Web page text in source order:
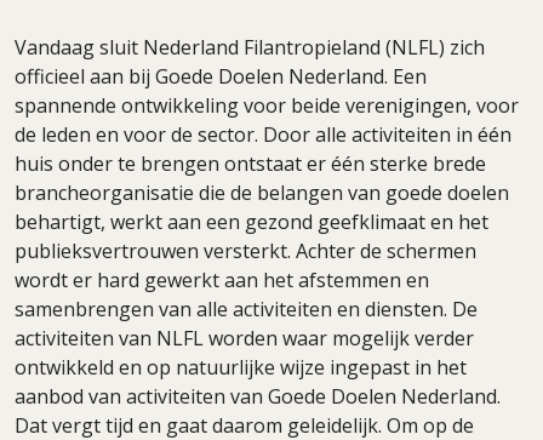
Vandaag sluit Nederland Filantropieland (NLFL) zich
officieel aan bij Goede Doelen Nederland. Een
spannende ontwikkeling voor beide verenigingen, voor
de leden en voor de sector. Door alle activiteiten in één
huis onder te brengen ontstaat er één sterke brede
brancheorganisatie die de belangen van goede doelen
behartigt, werkt aan een gezond geefklimaat en het
publieksvertrouwen versterkt. Achter de schermen
wordt er hard gewerkt aan het afstemmen en
samenbrengen van alle activiteiten en diensten. De
activiteiten van NLFL worden waar mogelijk verder
ontwikkeld en op natuurlijke wijze ingepast in het
aanbod van activiteiten van Goede Doelen Nederland.
Dat vergt tijd en gaat daarom geleidelijk. Om op de